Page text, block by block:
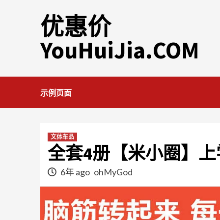
优惠价
YouHuiJia.COM
示例页面
文体车品
全套4册【米小圈】
6年 ago ohMyGod